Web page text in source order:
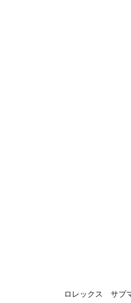
ロレックス サブ